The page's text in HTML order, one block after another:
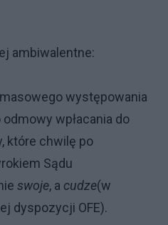
ambiwalentne:
występowania
wpłacania do
które chwilę po
Sądu
swoje, a cudze(w
dyspozycji OFE).